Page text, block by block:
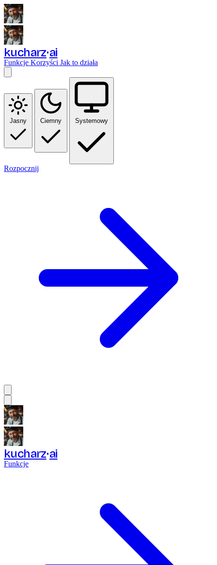
kucharz ai
Funkcje Korzyści Jak to działa
Jasny Ciemny Systemowy
Rozpocznij
kucharz ai
Funkcje